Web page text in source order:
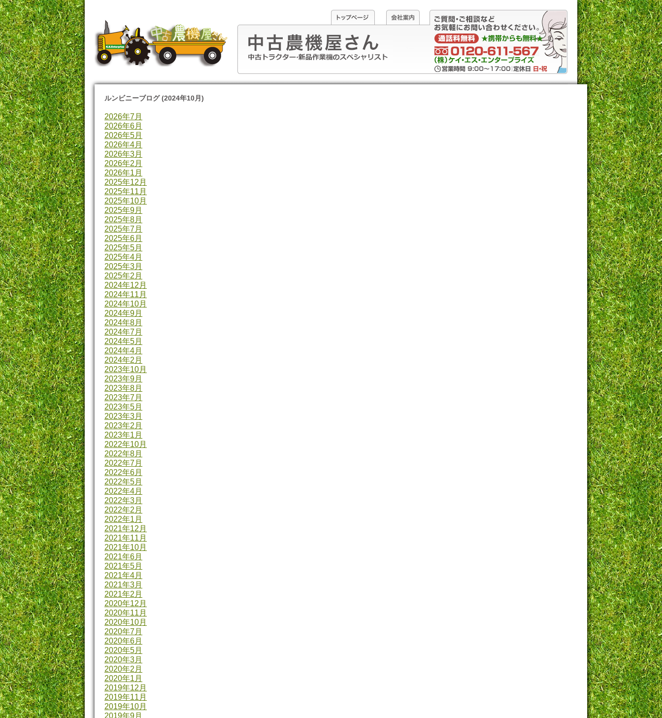
ルンビニーブログ (2024年10月)
2026年7月
2026年6月
2026年5月
2026年4月
2026年3月
2026年2月
2026年1月
2025年12月
2025年11月
2025年10月
2025年9月
2025年8月
2025年7月
2025年6月
2025年5月
2025年4月
2025年3月
2025年2月
2024年12月
2024年11月
2024年10月
2024年9月
2024年8月
2024年7月
2024年5月
2024年4月
2024年2月
2023年10月
2023年9月
2023年8月
2023年7月
2023年5月
2023年3月
2023年2月
2023年1月
2022年10月
2022年8月
2022年7月
2022年6月
2022年5月
2022年4月
2022年3月
2022年2月
2022年1月
2021年12月
2021年11月
2021年10月
2021年6月
2021年5月
2021年4月
2021年3月
2021年2月
2020年12月
2020年11月
2020年10月
2020年7月
2020年6月
2020年5月
2020年3月
2020年2月
2020年1月
2019年12月
2019年11月
2019年10月
2019年9月